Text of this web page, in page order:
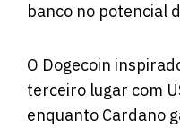
banco no potencial
O Dogecoin
terceiro lugar com
enquanto Cardano